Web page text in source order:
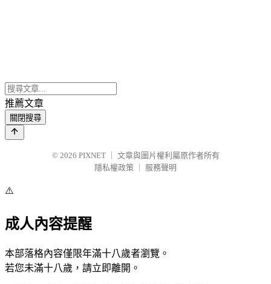
推薦文章
關閉搜尋
© 2026 PIXNET
文章與圖片權利屬原作者所有
隱私權政策
服務聲明
⚠️
成人內容提醒
本部落格內容僅限年滿十八歲者瀏覽。
若您未滿十八歲，請立即離開。